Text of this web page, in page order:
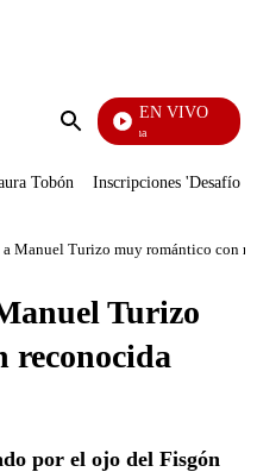
Enviar
EN VIVO
Ciudad Lejana
Tobón Inscripciones 'Desafío'
Manuel Turizo muy romántico con
Turizo
reconocida
por el ojo del Fisgón